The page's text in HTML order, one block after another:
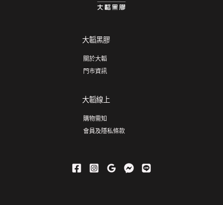
大韜黑膠
關於大韜
門市資訊
大韜線上
購物需知
會員及隱私條款